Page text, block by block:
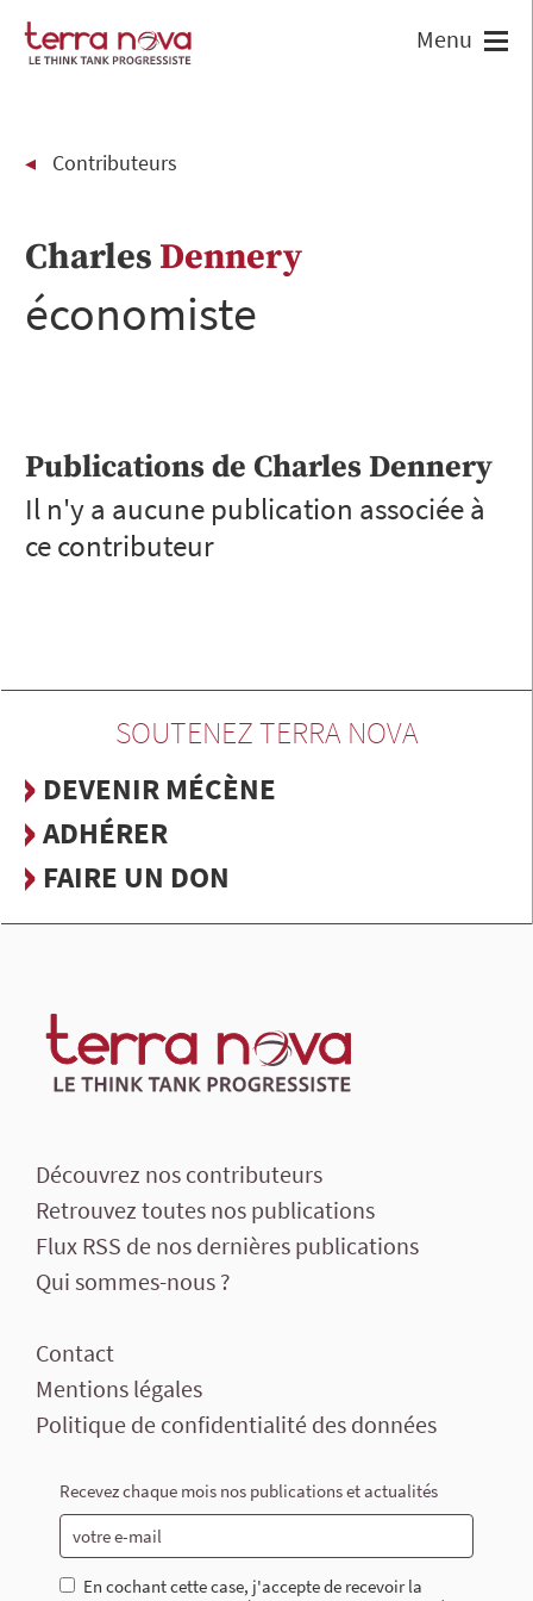
Contributeurs
Charles Dennery
économiste
Publications de CharlesDennery
Il n'y a aucune publication associée à
ce contributeur
SOUTENEZ TERRA NOVA
DEVENIR MÉCÈNE
ADHÉRER
FAIRE UN DON
Découvrez nos contributeurs
Retrouvez toutes nos publications
Flux RSS de nos dernières publications
Qui sommes-nous ?
Contact
Mentions légales
Politique de confidentialité des données
Recevez chaque mois nos publications et actualités
En cochant cette case, j'accepte de recevoir la